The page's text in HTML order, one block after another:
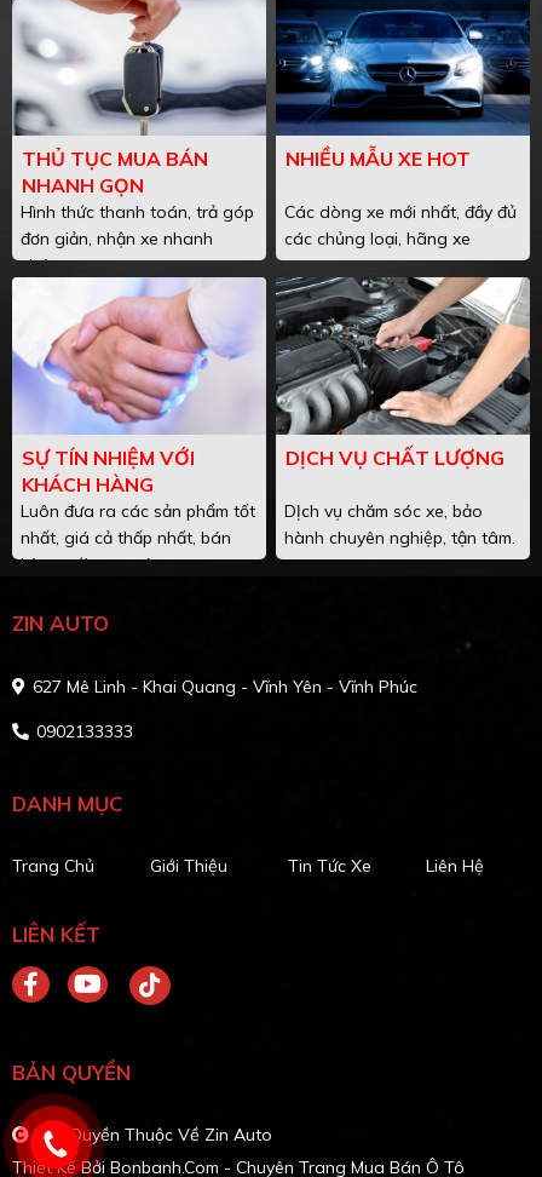
THỦ TỤC MUA BÁN
NHANH GỌN
Hình thức thanh toán, trả góp
đơn giản, nhận xe nhanh
chóng.
NHIỀU MẪU XE HOT
Các dòng xe mới nhất, đầy đủ
các chủng loại, hãng xe
SỰ TÍN NHIỆM VỚI
KHÁCH HÀNG
Luôn đưa ra các sản phẩm tốt
nhất, giá cả thấp nhất, bán
hàng với sự uy tín.
DỊCH VỤ CHẤT LƯỢNG
DỊch vụ chăm sóc xe, bảo
hành chuyên nghiệp, tận tâm.
ZIN AUTO
627 Mê Linh - Khai Quang - Vĩnh Yên - Vĩnh Phúc
0902133333
DANH MỤC
Trang Chủ Giới Thiệu Tin Tức Xe Liên Hệ
LIÊN KẾT
BẢN QUYỀN
Bản Quyền Thuộc Về Zin Auto
Thiết Kế Bởi Bonbanh.com - Chuyên Trang Mua Bán Ô Tô